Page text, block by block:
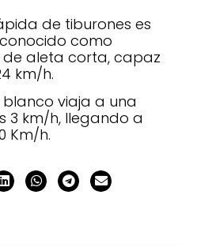
de tiburones es
como
aleta corta, capaz
km/h.
viaja a una
3 km/h, llegando a
Km/h.